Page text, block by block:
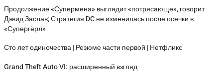
Продолжение «Супермена» выглядит «потрясающе», говорит
Дэвид Заслав; Стратегия DC не изменилась после осечки в
«Супергёрл»
Сто лет одиночества | Резюме части первой | Нетфликс
Grand Theft Auto VI: расширенный взгляд